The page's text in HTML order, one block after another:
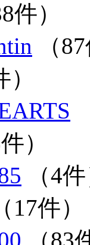
件）
（
）
（4
17件）